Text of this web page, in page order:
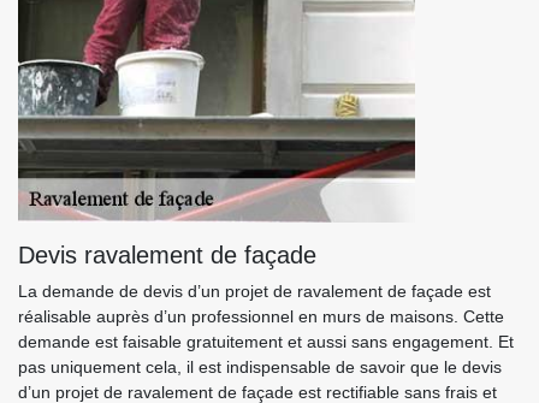
Devis ravalement de façade
La demande de devis d’un projet de ravalement de façade est
réalisable auprès d’un professionnel en murs de maisons. Cette
demande est faisable gratuitement et aussi sans engagement. Et
pas uniquement cela, il est indispensable de savoir que le devis
d’un projet de ravalement de façade est rectifiable sans frais et